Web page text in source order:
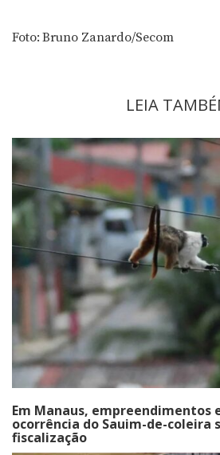
Foto: Bruno Zanardo/Secom
LEIA
Em Manaus, empreendimentos
ocorrência do Sauim-de-coleira
fiscalização